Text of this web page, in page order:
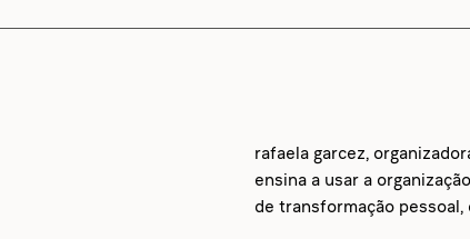
rafaela garcez,
ensina a usar a
de transformação